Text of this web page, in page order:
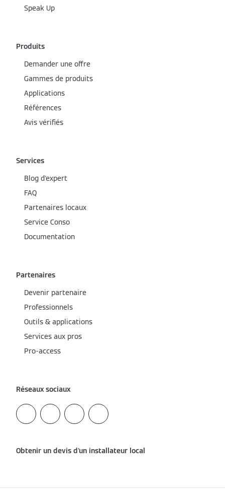
Speak Up
Produits
Demander une offre
Gammes de produits
Applications
Références
Avis vérifiés
Services
Blog d'expert
FAQ
Partenaires locaux
Service Conso
Documentation
Partenaires
Devenir partenaire
Professionnels
Outils & applications
Services aux pros
Pro-access
Réseaux sociaux
Obtenir un devis d'un installateur local